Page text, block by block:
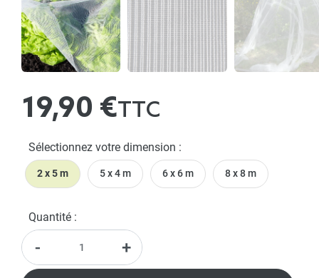
19,90 €TTC
Sélectionnez votre dimension :
2 x 5 m 5 x 4 m 6 x 6 m 8 x 8 m
Quantité :
- +